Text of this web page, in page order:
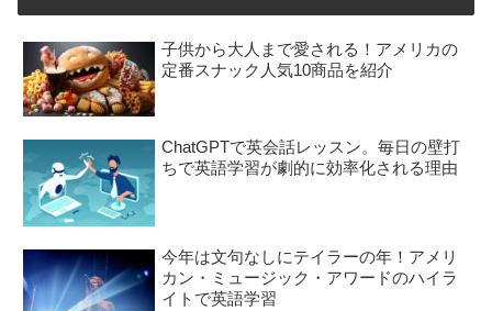
子供から大人まで愛される！アメリカの
定番スナック人気10商品を紹介
ChatGPTで英会話レッスン。毎日の壁打
ちで英語学習が劇的に効率化される理由
今年は文句なしにテイラーの年！アメリ
カン・ミュージック・アワードのハイラ
イトで英語学習